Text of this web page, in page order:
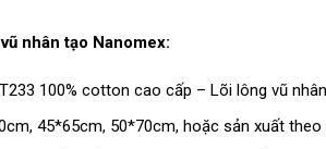
nhân tạo Nanomex:
100% cotton cao cấp – Lõi lông vũ
45*65cm, 50*70cm, hoặc sản xuất